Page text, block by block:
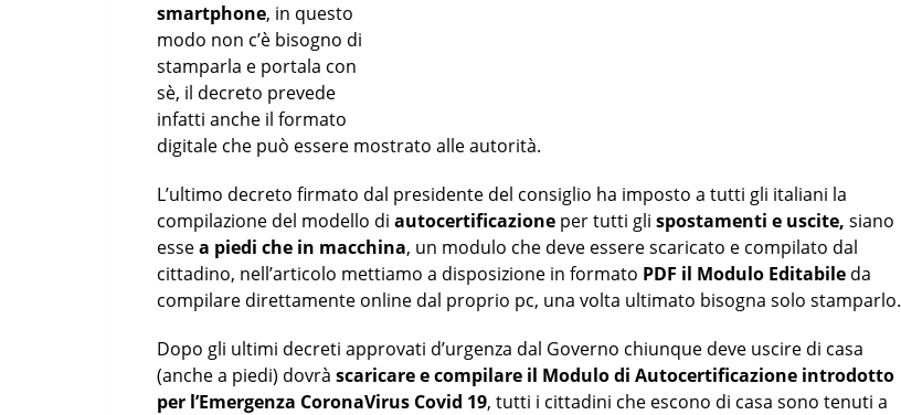
smartphone, in questo
modo non c’è bisogno di
stamparla e portala con
sè, il decreto prevede
infatti anche il formato
digitale che può essere mostrato alle autorità.
L’ultimo decreto firmato dal presidente del consiglio ha imposto a tutti gli italiani la
compilazione del modello di autocertificazione per tutti gli spostamenti e uscite, siano
essea piedi che in macchina, un modulo che deve essere scaricato e compilato dal
cittadino, nell’articolo mettiamo a disposizione in formato PDF il Modulo Editabile da
compilare direttamente online dal proprio pc, una volta ultimato bisogna solo stamparlo.
Dopo gli ultimi decreti approvati d’urgenza dal Governo chiunque deve uscire di casa
(anche a piedi) dovrà scaricare e compilare il Modulo di Autocertificazione introdotto
per l’Emergenza CoronaVirus Covid 19, tutti i cittadini che escono di casa sono tenuti a